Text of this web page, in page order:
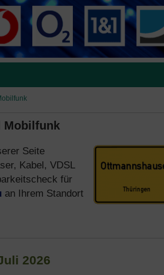
Mobilfunk
Seite
Kabel, VDSL
für
an Ihrem Standort
2026